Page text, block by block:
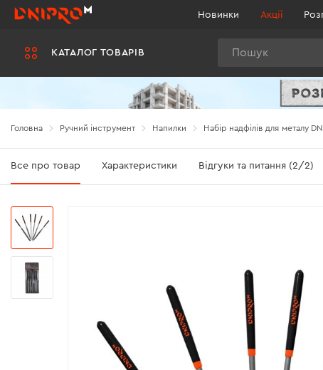
КАТАЛОГ ТОВАРІВ
Новинки Акції
Головна Ручний інструмент Напилки Набір надфілів для металу
Все про товар Характеристики Відгуки та питання (2/2)